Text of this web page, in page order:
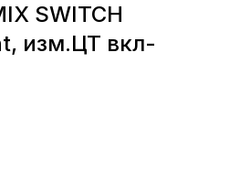
SWITCH
изм.ЦТ вкл-